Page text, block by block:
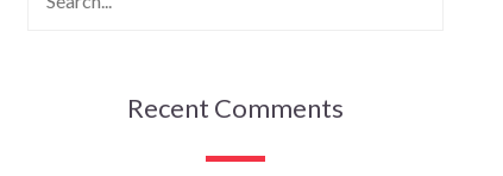
Recent Comments